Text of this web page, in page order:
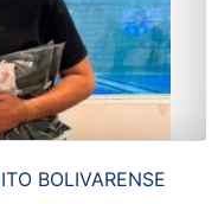
BOLIVARENSE